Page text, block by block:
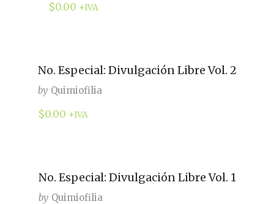
$0.00 +IVA
No. Especial: Divulgación Libre Vol. 2
by Quimiofilia
$0.00 +IVA
No. Especial: Divulgación Libre Vol. 1
by Quimiofilia